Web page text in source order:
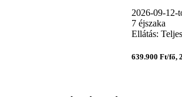
2026-09-12-
7 éjszaka
Ellátás:
639.900 Ft/fő,